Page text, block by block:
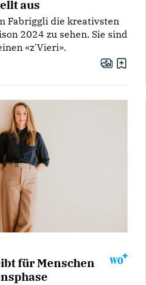
aus
Fabriggli die kreativsten
2024 zu sehen. Sie sind
«z'Vieri».
für Menschen